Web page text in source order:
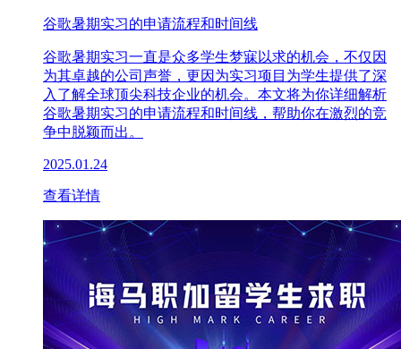
谷歌暑期实习的申请流程和时间线
谷歌暑期实习一直是众多学生梦寐以求的机会，不仅因
为其卓越的公司声誉，更因为实习项目为学生提供了深
入了解全球顶尖科技企业的机会。本文将为你详细解析
谷歌暑期实习的申请流程和时间线，帮助你在激烈的竞
争中脱颖而出。
2025.01.24
查看详情